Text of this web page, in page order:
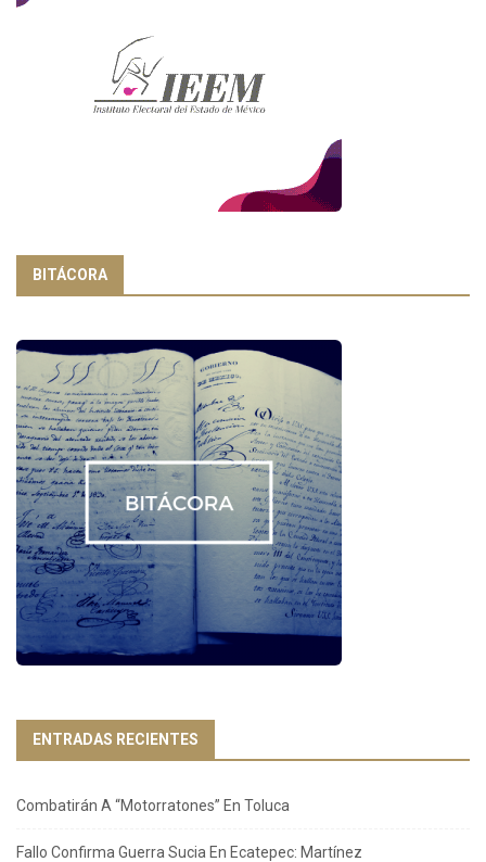
BITÁCORA
ENTRADAS RECIENTES
Combatirán A “Motorratones” En Toluca
Fallo Confirma Guerra Sucia En Ecatepec: Martínez